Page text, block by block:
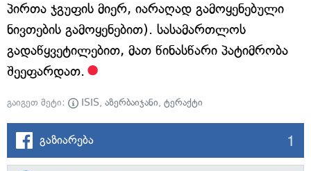
პირთა ჯგუფის მიერ, იარაღად გამოყენებული
ნივთების გამოყენებით). სასამართლოს
გადაწყვეტილებით, მათ წინასწარი პატიმრობა
შეეფარდათ.
გაიგეთ მეტი: ISIS, აზერბაიჯანი, ტერაქტი
გაზიარება 1